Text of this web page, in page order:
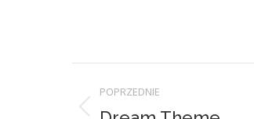
Project
POPRZEDNIE